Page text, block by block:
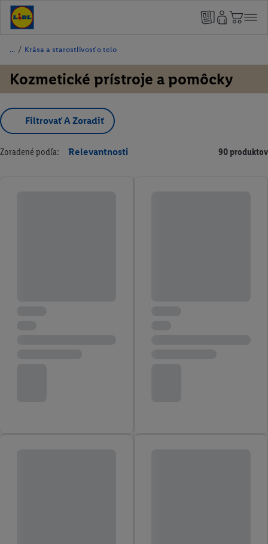
/ Krása a starostlivosť o telo
Kozmetické prístroje a pomôcky
Filtrovať A Zoradiť
Zoradené podľa: Relevantnosti 90 produktov